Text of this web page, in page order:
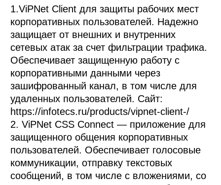
1.ViPNet Client для защиты рабочих мест
корпоративных пользователей. Надежно
защищает от внешних и внутренних
сетевых атак за счет фильтрации трафика.
Обеспечивает защищенную работу с
корпоративными данными через
зашифрованный канал, в том числе для
удаленных пользователей. Сайт:
https://infotecs.ru/products/vipnet-client-/
2. ViPNet CSS Connect — приложение для
защищенного общения корпоративных
пользователей. Обеспечивает голосовые
коммуникации, отправку текстовых
сообщений, в том числе с вложениями, со